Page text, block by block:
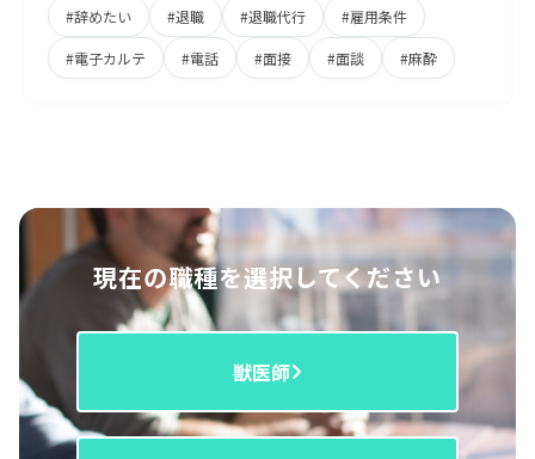
#辞めたい #退職 #退職代行 #雇用条件
#電子カルテ #電話 #面接 #面談 #麻酔
現在の職種を選択してください
獣医師